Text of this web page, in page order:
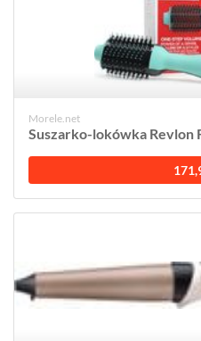
Morele.net
Suszarko-lokówka Revlon